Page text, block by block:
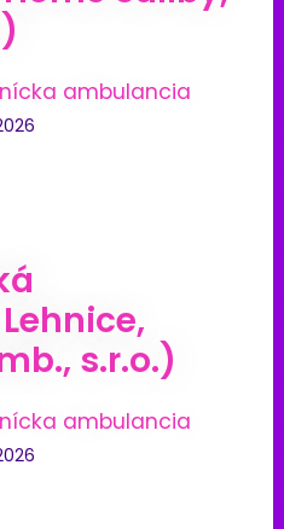
ambulancia
s.r.o.)
ambulancia